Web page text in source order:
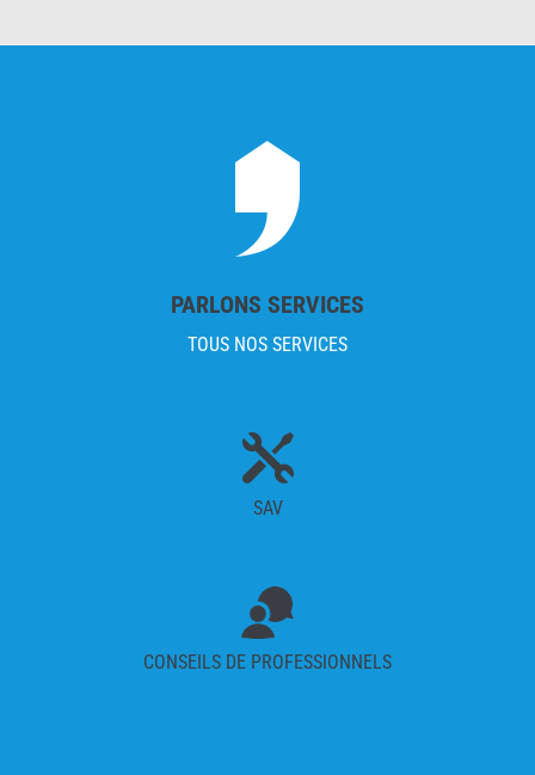
PARLONS SERVICES
TOUS NOS SERVICES

SAV
CONSEILS DE PROFESSIONNELS